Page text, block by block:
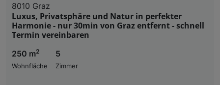
8010 Graz
Luxus, Privatsphäre und Natur in perfekter
Harmonie - nur 30min von Graz entfernt - schnell
Termin vereinbaren
250 m2
Wohnfläche
5
Zimmer